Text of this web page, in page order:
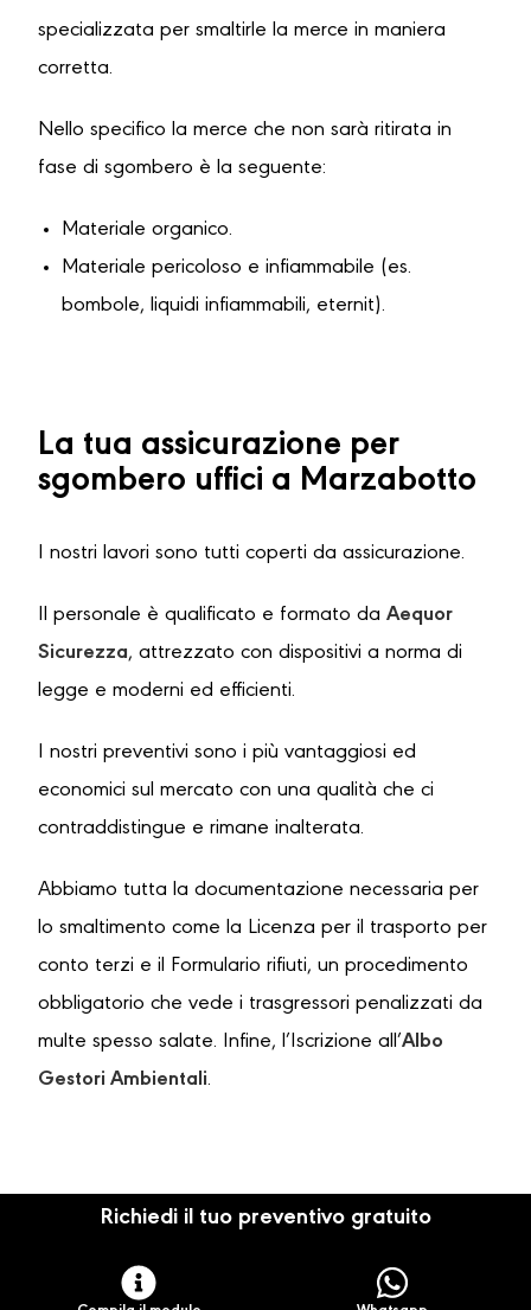
specializzata per smaltirle la merce in maniera
corretta.
Nello specifico la merce che non sarà ritirata in
fase di sgombero è la seguente:
Materiale organico.
Materiale pericoloso e infiammabile (es.
bombole, liquidi infiammabili, eternit).
La tua assicurazione per
sgombero uffici a Marzabotto
I nostri lavori sono tutti coperti da assicurazione.
Il personale è qualificato e formato da Aequor
Sicurezza, attrezzato con dispositivi a norma di
legge e moderni ed efficienti.
I nostri preventivi sono i più vantaggiosi ed
economici sul mercato con una qualità che ci
contraddistingue e rimane inalterata.
Abbiamo tutta la documentazione necessaria per
lo smaltimento come la Licenza per il trasporto per
conto terzi e il Formulario rifiuti, un procedimento
obbligatorio che vede i trasgressori penalizzati da
multe spesso salate. Infine, l’Iscrizione all’Albo
Gestori Ambientali.
Richiedi il tuo preventivo gratuito